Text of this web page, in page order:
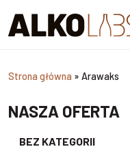
Strona główna » Arawaks
NASZA OFERTA
BEZ KATEGORII